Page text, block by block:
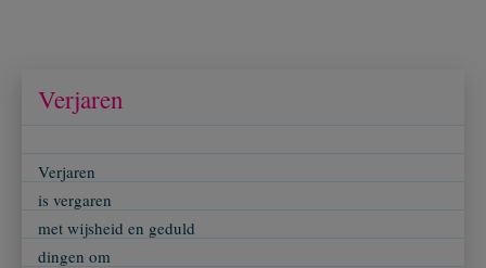
Verjaren
Verjaren
is vergaren
met wijsheid en geduld
dingen om